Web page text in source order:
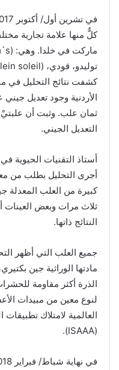
كلٌّ منها علامة تجارية
كشفت نتائج التحليل في
الأردنية وجود تعديل
التعديل الجيني.
أستاذ التقنيات الحيوية
أجرى التحليل بطلب من
كبيرة من العلب المعدلة
ثلاث مرات وبعض العينات
النتائج ذاتها.
جميع العلب التي أظهر
مادتها الوراثية جين
الذرة أكثر مقاومة
لنوع معين من مبيدات
العالمية لامتلاك تطبيقات
(ISAAA).